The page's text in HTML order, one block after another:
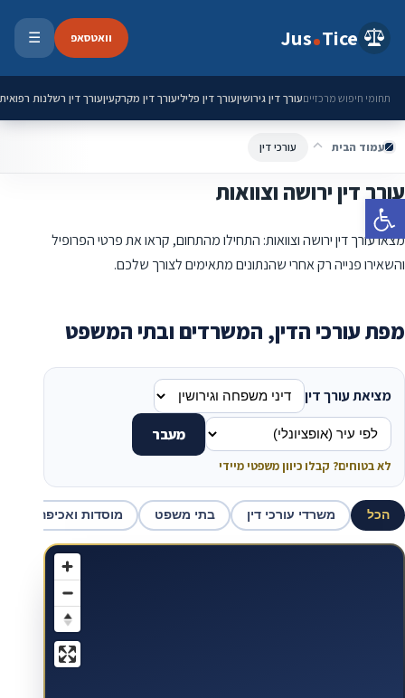
פתח סרגל נגישות
Jus Tice וואטסאפ ☰
תחומי חיפוש מרכזייםעורך דין גירושיןעורך דין פליליעורך דין מקרקעיןעורך דין רשלנות רפואית
עמוד הבית עורכי דין
עורך דין ירושה וצוואות
מצאו עורך דין ירושה וצוואות: התחילו מהתחום, קראו את פרטי הפרופיל
והשאירו פנייה רק אחרי שהנתונים מתאימים לצורך שלכם.
מפת עורכי הדין, המשרדים ובתי המשפט
מציאת עורך דין
מעבר
לא בטוחים? קבלו כיוון משפטי מיידי
הכל משרדי עורכי דין בתי משפט מוסדות ואכיפה